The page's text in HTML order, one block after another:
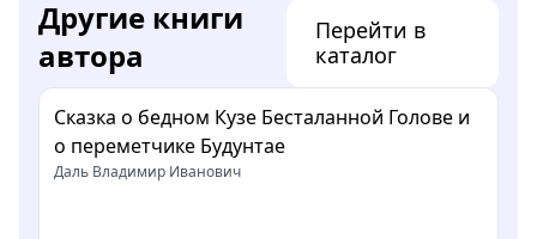
Другие книги
автора
Перейти в
каталог
Сказка о бедном Кузе Бесталанной Голове и
о переметчике Будунтае
Даль Владимир Иванович